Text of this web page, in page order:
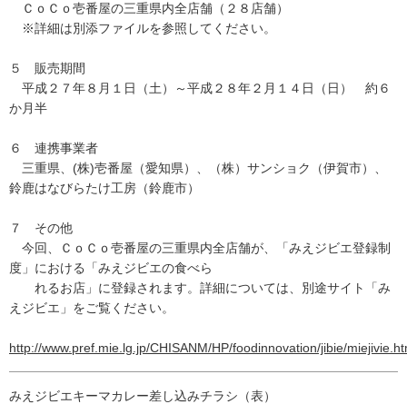
ＣｏＣｏ壱番屋の三重県内全店舗（２８店舗）
※詳細は別添ファイルを参照してください。
５ 販売期間
平成２７年８月１日（土）～平成２８年２月１４日（日） 約６
か月半
６ 連携事業者
三重県、(株)壱番屋（愛知県）、（株）サンショク（伊賀市）、
鈴鹿はなびらたけ工房（鈴鹿市）
７ その他
今回、ＣｏＣｏ壱番屋の三重県内全店舗が、「みえジビエ登録制
度」における「みえジビエの食べら
れるお店」に登録されます。詳細については、別途サイト「み
えジビエ」をご覧ください。
http://www.pref.mie.lg.jp/CHISANM/HP/foodinnovation/jibie/
みえジビエキーマカレー差し込みチラシ（表）